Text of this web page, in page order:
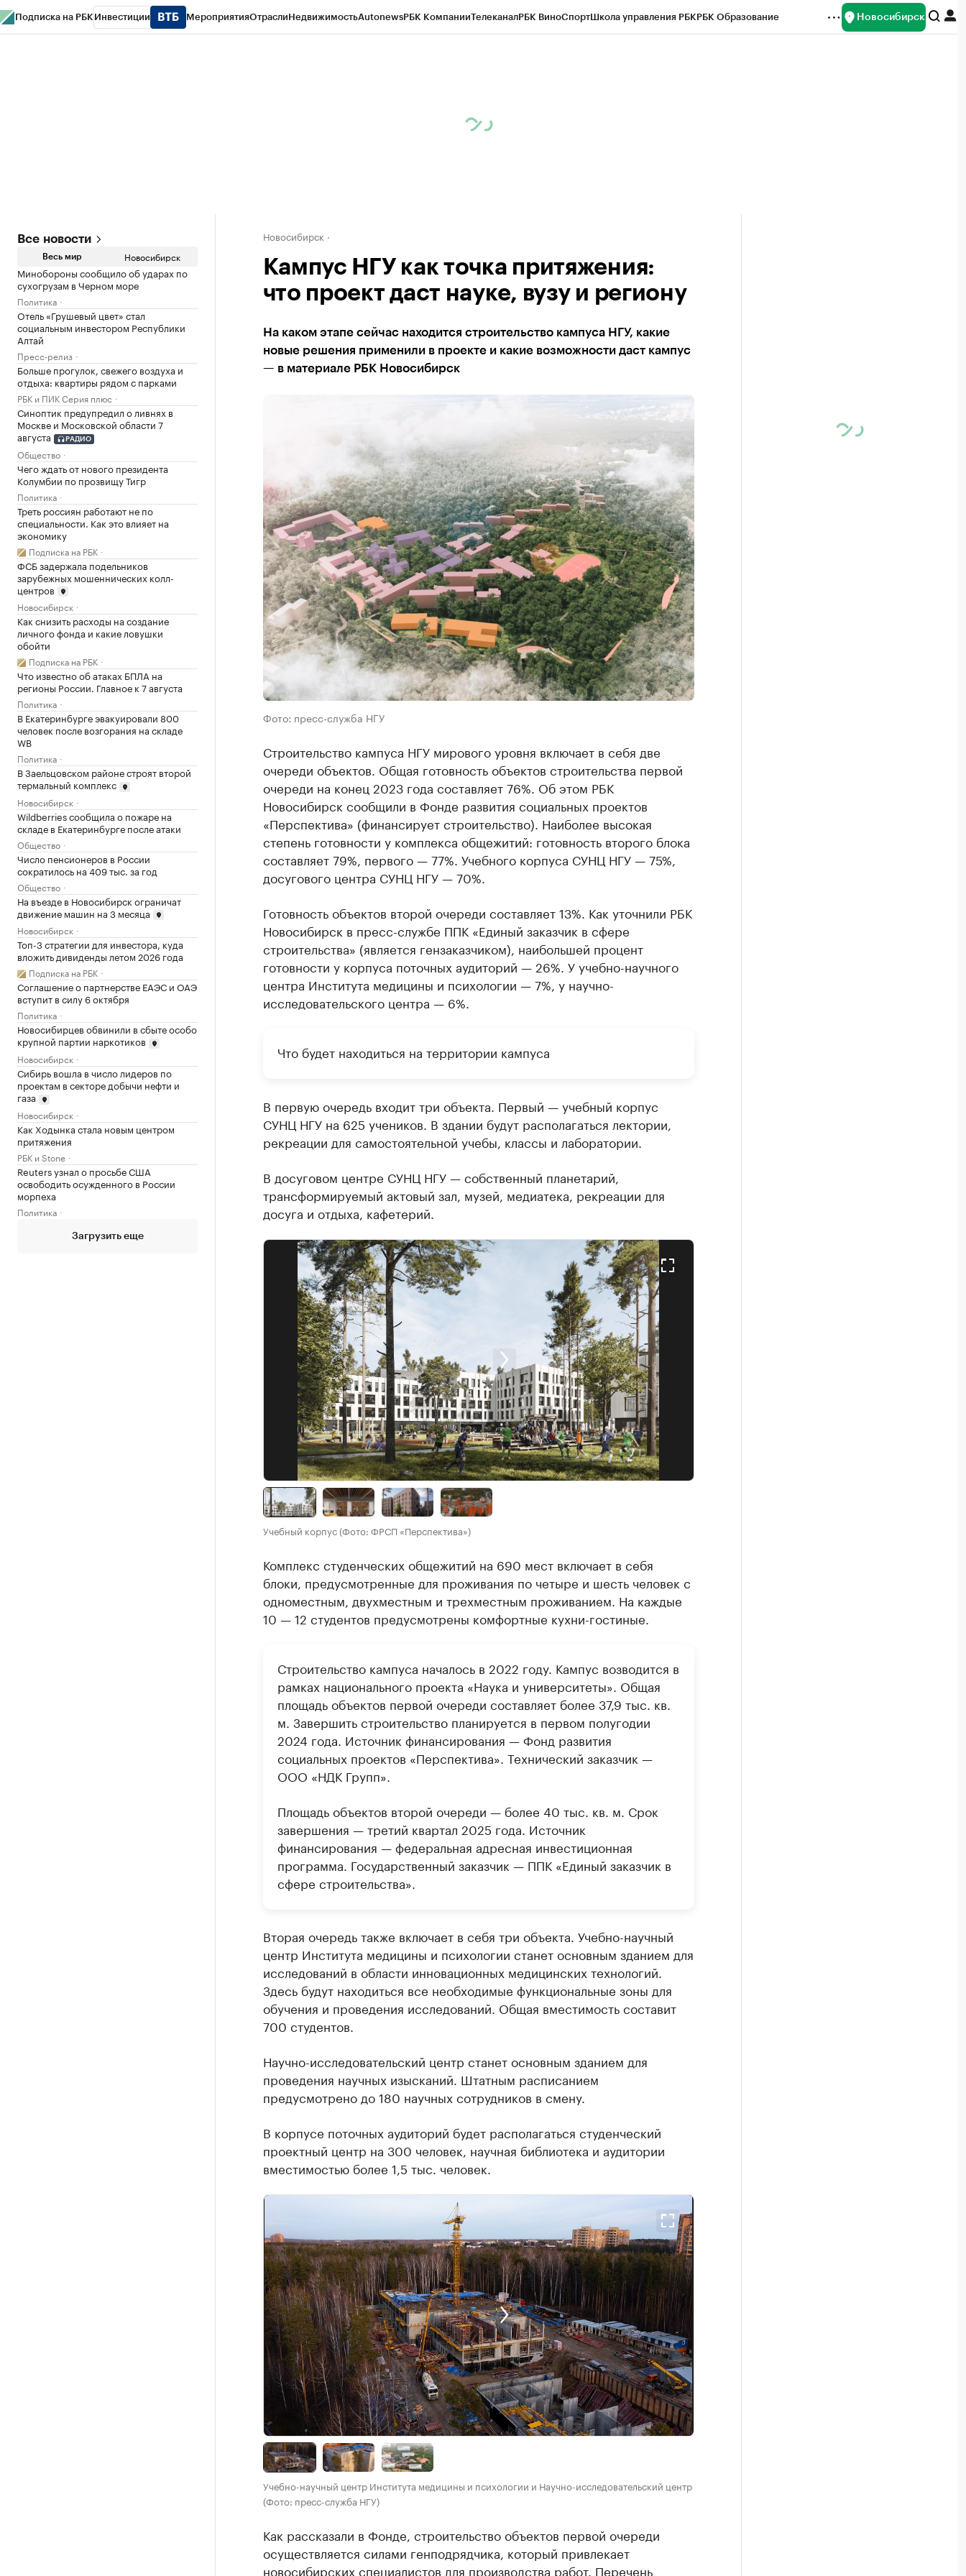
Подписка на РБК Инвестиции МероприятияОтраслиНедвижимостьAutonewsРБК КомпанииТелеканалРБК ВиноСпортШкола управления РБКРБК Образование Новосибирск
Все новости
Весь мир Новосибирск
Минобороны сообщило об ударах по
сухогрузам в Черном море
Политика
Отель «Грушевый цвет» стал
социальным инвестором Республики
Алтай
Пресс-релиз
Больше прогулок, свежего воздуха и
отдыха: квартиры рядом с парками
РБК и ПИК Серия плюс
Синоптик предупредил о ливнях в
Москве и Московской области 7
августа
РАДИО
Общество
Чего ждать от нового президента
Колумбии по прозвищу Тигр
Политика
Треть россиян работают не по
специальности. Как это влияет на
экономику
Подписка на РБК
ФСБ задержала подельников
зарубежных мошеннических колл-
центров
Новосибирск
Как снизить расходы на создание
личного фонда и какие ловушки
обойти
Подписка на РБК
Что известно об атаках БПЛА на
регионы России. Главное к 7 августа
Политика
В Екатеринбурге эвакуировали 800
человек после возгорания на складе
WB
Политика
В Заельцовском районе строят второй
термальный комплекс
Новосибирск
Wildberries сообщила о пожаре на
складе в Екатеринбурге после атаки
Общество
Число пенсионеров в России
сократилось на 409 тыс. за год
Общество
На въезде в Новосибирск ограничат
движение машин на 3 месяца
Новосибирск
Топ-3 стратегии для инвестора, куда
вложить дивиденды летом 2026 года
Подписка на РБК
Соглашение о партнерстве ЕАЭС и ОАЭ
вступит в силу 6 октября
Политика
Новосибирцев обвинили в сбыте особо
крупной партии наркотиков
Новосибирск
Сибирь вошла в число лидеров по
проектам в секторе добычи нефти и
газа
Новосибирск
Как Ходынка стала новым центром
притяжения
РБК и Stone
Reuters узнал о просьбе США
освободить осужденного в России
морпеха
Политика
Загрузить еще
Новосибирск
Кампус НГУ как точка притяжения:
что проект даст науке, вузу и региону
На каком этапе сейчас находится строительство кампуса НГУ, какие
новые решения применили в проекте и какие возможности даст кампус
— в материале РБК Новосибирск
Фото: пресс-служба НГУ
Строительство кампуса НГУ мирового уровня включает в себя две
очереди объектов. Общая готовность объектов строительства первой
очереди на конец 2023 года составляет 76%. Об этом РБК
Новосибирск сообщили в Фонде развития социальных проектов
«Перспектива» (финансирует строительство). Наиболее высокая
степень готовности у комплекса общежитий: готовность второго блока
составляет 79%, первого — 77%. Учебного корпуса СУНЦ НГУ — 75%,
досугового центра СУНЦ НГУ — 70%.
Готовность объектов второй очереди составляет 13%. Как уточнили РБК
Новосибирск в пресс-службе ППК «Единый заказчик в сфере
строительства» (является гензаказчиком), наибольшей процент
готовности у корпуса поточных аудиторий — 26%. У учебно-научного
центра Института медицины и психологии — 7%, у научно-
исследовательского центра — 6%.
Что будет находиться на территории кампуса
В первую очередь входит три объекта. Первый — учебный корпус
СУНЦ НГУ на 625 учеников. В здании будут располагаться лектории,
рекреации для самостоятельной учебы, классы и лаборатории.
В досуговом центре СУНЦ НГУ — собственный планетарий,
трансформируемый актовый зал, музей, медиатека, рекреации для
досуга и отдыха, кафетерий.
Учебный корпус (Фото: ФРСП «Перспектива»)
Комплекс студенческих общежитий на 690 мест включает в себя
блоки, предусмотренные для проживания по четыре и шесть человек с
одноместным, двухместным и трехместным проживанием. На каждые
10 — 12 студентов предусмотрены комфортные кухни-гостиные.
Строительство кампуса началось в 2022 году. Кампус возводится в
рамках национального проекта «Наука и университеты». Общая
площадь объектов первой очереди составляет более 37,9 тыс. кв.
м. Завершить строительство планируется в первом полугодии
2024 года. Источник финансирования — Фонд развития
социальных проектов «Перспектива». Технический заказчик —
ООО «НДК Групп».
Площадь объектов второй очереди — более 40 тыс. кв. м. Срок
завершения — третий квартал 2025 года. Источник
финансирования — федеральная адресная инвестиционная
программа. Государственный заказчик — ППК «Единый заказчик в
сфере строительства».
Вторая очередь также включает в себя три объекта. Учебно-научный
центр Института медицины и психологии станет основным зданием для
исследований в области инновационных медицинских технологий.
Здесь будут находиться все необходимые функциональные зоны для
обучения и проведения исследований. Общая вместимость составит
700 студентов.
Научно-исследовательский центр станет основным зданием для
проведения научных изысканий. Штатным расписанием
предусмотрено до 180 научных сотрудников в смену.
В корпусе поточных аудиторий будет располагаться студенческий
проектный центр на 300 человек, научная библиотека и аудитории
вместимостью более 1,5 тыс. человек.
Учебно-научный центр Института медицины и психологии и Научно-исследовательский центр
(Фото: пресс-служба НГУ)
Как рассказали в Фонде, строительство объектов первой очереди
осуществляется силами генподрядчика, который привлекает
новосибирских специалистов для производства работ. Перечень